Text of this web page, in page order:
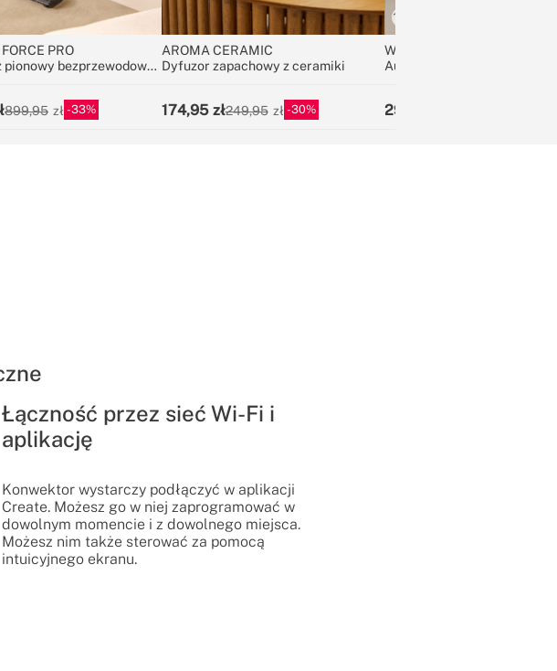
PRO
pionowy bezprzewodowy
899,95 33
AROMA CERAMIC
Dyfuzor zapachowy z ceramiki
174,95 249,95 30
WIPEBOT PRO
Automatyczny robot do
299,95
Łączność przez sieć Wi-Fi i
aplikację
Konwektor wystarczy podłączyć w aplikacji
Create. Możesz go w niej zaprogramować w
dowolnym momencie i z dowolnego miejsca.
Możesz nim także sterować za pomocą
intuicyjnego ekranu.